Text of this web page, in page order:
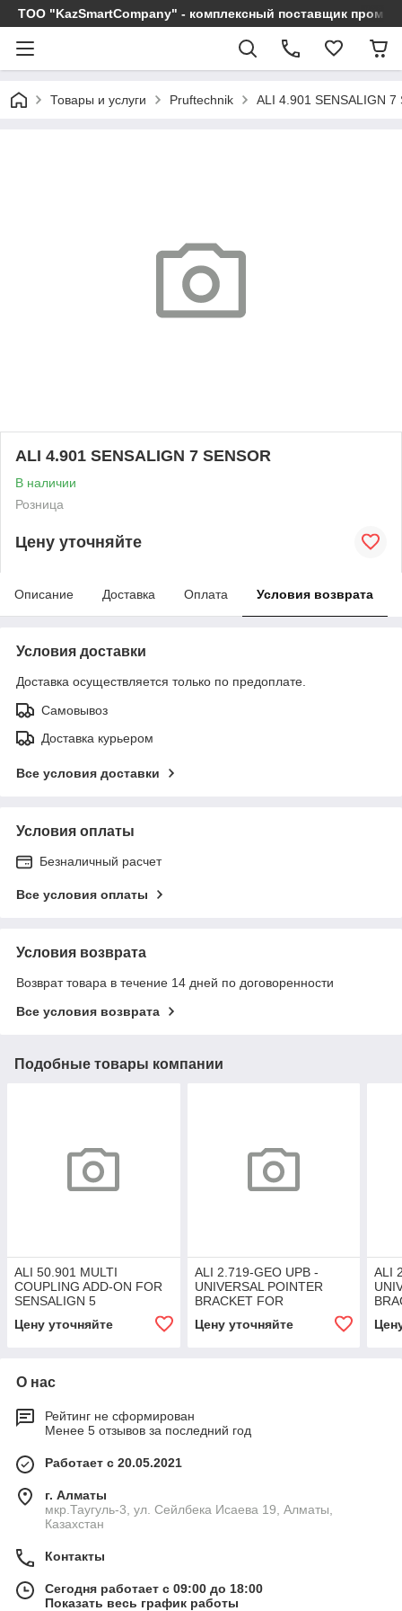
ТОО "KazSmartCompany" - комплексный поставщик
Товары и услуги Pruftechnik ALI 4.901 SENSALIGN 7
ALI 4.901 SENSALIGN 7 SENSOR
В наличии
Розница
Цену уточняйте
Описание Доставка Оплата Условия возврата
Условия доставки
Доставка осуществляется только по предоплате.
Самовывоз
Доставка курьером
Все условия доставки
Условия оплаты
Безналичный расчет
Все условия оплаты
Условия возврата
Возврат товара в течение 14 дней по договоренности
Все условия возврата
Подобные товары компании
ALI 50.901 MULTI
COUPLING ADD-ON FOR
SENSALIGN 5
Цену уточняйте
ALI 2.719-GEO UPB -
UNIVERSAL POINTER
BRACKET FOR
Цену уточняйте
ALI
О нас
Рейтинг не сформирован
Менее 5 отзывов за последний год
Работает с 20.05.2021
г. Алматы
мкр.Таугуль-3, ул. Сейлбека Исаева 19, Алматы,
Казахстан
Контакты
Сегодня работает с 09:00 до 18:00
Показать весь график работы